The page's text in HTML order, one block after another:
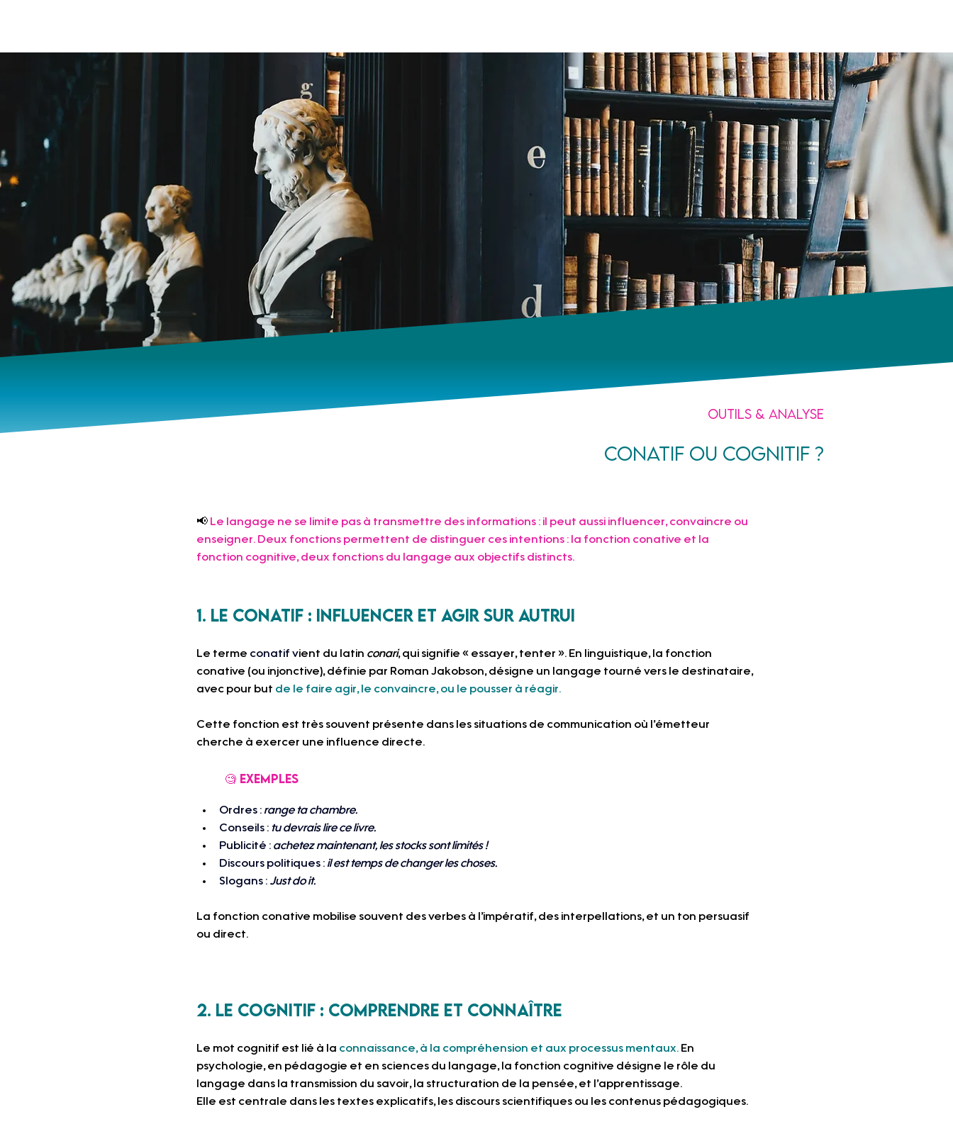
Outils & analyse
Conatif ou cognitif ?
📢 Le langage ne se limite pas à transmettre des informations : il peut aussi influencer, convaincre ou
enseigner. Deux fonctions permettent de distinguer ces intentions : la fonction conative et la
fonction cognitive, deux fonctions du langage aux objectifs distincts.
1. Le conatif : influencer et agir sur autrui
Le terme conatif vient du latin conari, qui signifie « essayer, tenter ». En linguistique, la fonction
conative (ou injonctive), définie par Roman Jakobson, désigne un langage tourné vers le destinataire,
avec pour but de le faire agir, le convaincre, ou le pousser à réagir.
Cette fonction est très souvent présente dans les situations de communication où l’émetteur
cherche à exercer une influence directe.
	🧐 Exemples
Ordres : range ta chambre.
Conseils : tu devrais lire ce livre.
Publicité : achetez maintenant, les stocks sont limités !
Discours politiques : il est temps de changer les choses.
Slogans : Just do it.
La fonction conative mobilise souvent des verbes à l’impératif, des interpellations, et un ton persuasif
ou direct.
2. Le cognitif : comprendre et connaître
Le mot cognitif est lié à la connaissance, à la compréhension et aux processus mentaux. En
psychologie, en pédagogie et en sciences du langage, la fonction cognitive désigne le rôle du
langage dans la transmission du savoir, la structuration de la pensée, et l’apprentissage.
Elle est centrale dans les textes explicatifs, les discours scientifiques ou les contenus pédagogiques.